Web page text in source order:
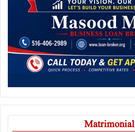
Matrimonial